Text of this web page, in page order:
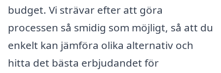
budget. Vi strävar efter att göra
processen så smidig som möjligt, så att du
enkelt kan jämföra olika alternativ och
hitta det bästa erbjudandet för